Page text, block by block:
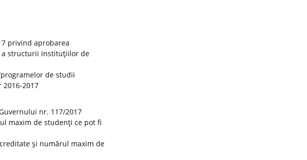
privind aprobarea
a structurii instituţiilor de
de studii
2017
nr. 117/2017
maxim de studenţi ce pot fi
şi numărul maxim de